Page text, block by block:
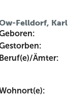
Felldorf, Karl
Ämter: